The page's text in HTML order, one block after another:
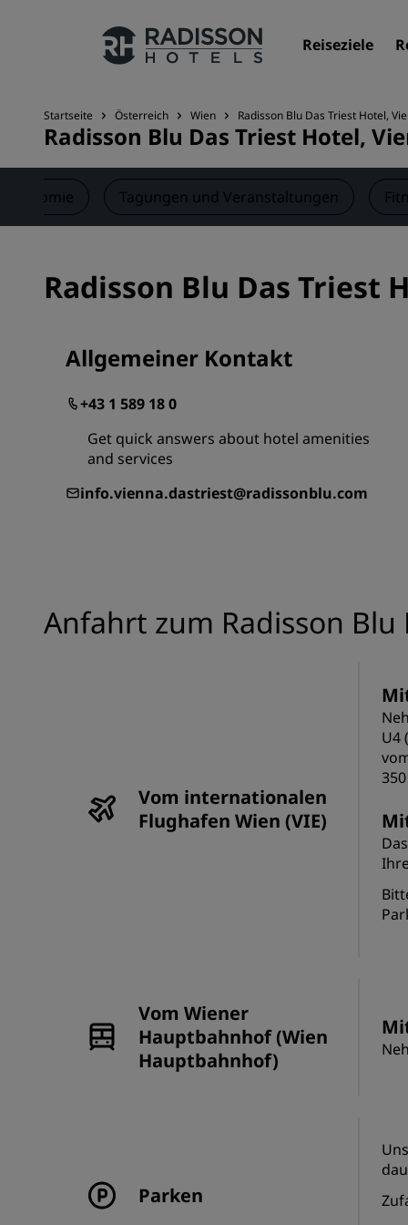
Reiseziele
Unsere Marken
Marken von Radisson Hotels
Startseite Österreich Wien Radisson Blu Das Triest Hotel,
Radisson Blu Das Triest Hotel,
Tagungen und Veranstaltungen
Radisson Blu Das
Allgemeiner Kontakt
+43 1 589 18 0
Get quick answers about hotel amenities
and services
info.vienna.dastriest@radissonblu.com
Anfahrt zum Radisson Blu
Vom internationalen
Flughafen Wien (VIE)
U4
Vom Wiener
Hauptbahnhof (Wien
Hauptbahnhof)
Parken